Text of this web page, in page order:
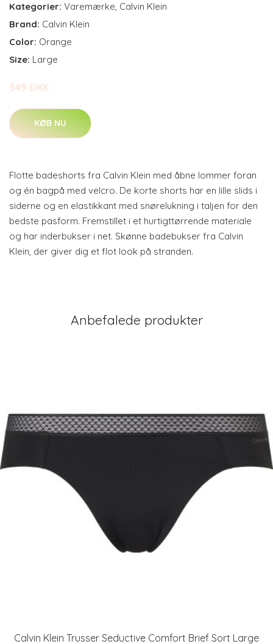
Kategorier: Varemærke, Calvin Klein
Brand: Calvin Klein
Color: Orange
Size: Large
549 DKK
KØB NU
Flotte badeshorts fra Calvin Klein med åbne lommer foran
og én bagpå med velcro. De korte shorts har en lille slids i
siderne og en elastikkant med snørelukning i taljen for den
bedste pasform. Fremstillet i et hurtigttørrende materiale
og har inderbukser i net. Skønne badebukser fra Calvin
Klein, der giver dig et flot look på stranden.
Anbefalede produkter
Calvin Klein Trusser Seductive Comfort Brief Sort Large